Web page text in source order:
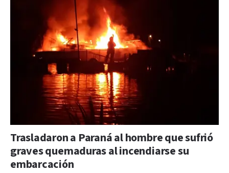
Trasladaron a Paraná al hombre que sufrió
graves quemaduras al incendiarse su
embarcación